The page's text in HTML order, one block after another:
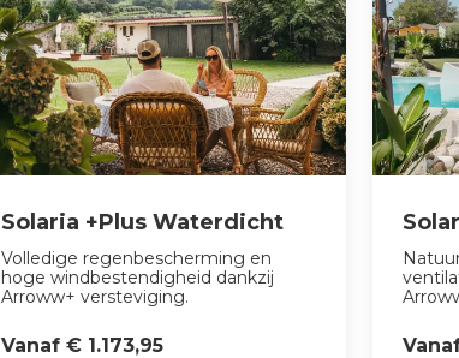
Solaria +Plus Waterdicht
Volledige regenbescherming en
hoge windbestendigheid dankzij
Arroww+ versteviging.
Vanaf € 1.173,95